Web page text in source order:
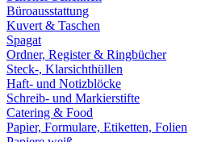
Büroausstattung
Kuvert & Taschen
Spagat
Ordner, Register & Ringbücher
Steck-, Klarsichthüllen
Haft- und Notizblöcke
Schreib- und Markierstifte
Catering & Food
Papier, Formulare, Etiketten, Folien